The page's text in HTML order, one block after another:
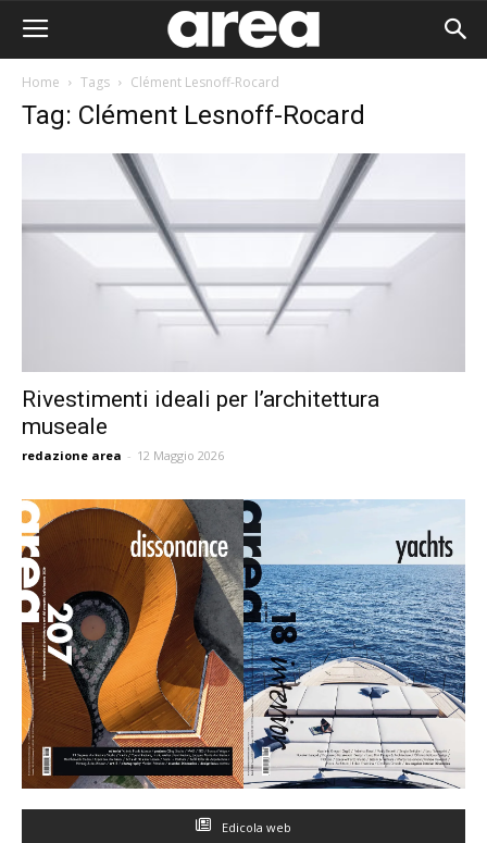
Home Tags Clément Lesnoff-Rocard
Tag: Clément Lesnoff-Rocard
Rivestimenti ideali per l’architettura
museale
redazione area - 12 Maggio 2026
Edicola web